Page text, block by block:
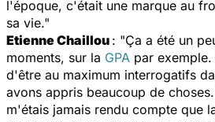
l'époque, c'était une marque au
sa vie."
Etienne Chaillou : "Ça a été un
moments, sur la GPA par
d'être au maximum interrogatifs
avons appris beaucoup de
m'étais jamais rendu compte que